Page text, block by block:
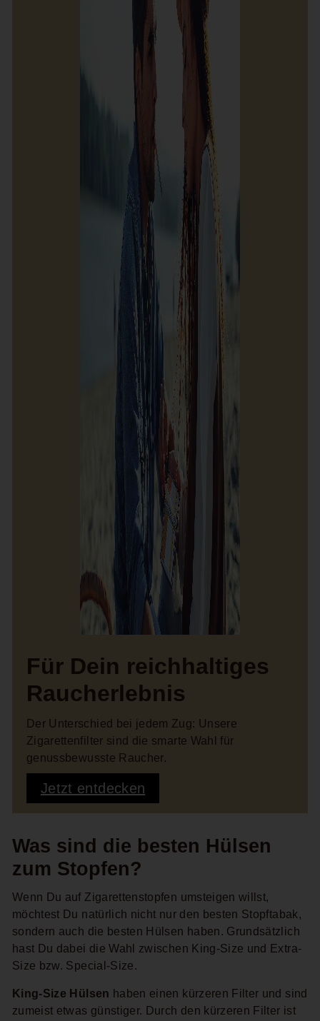
Für Dein reichhaltiges
Raucherlebnis
Der Unterschied bei jedem Zug: Unsere
Zigarettenfilter sind die smarte Wahl für
genussbewusste Raucher.
Jetzt entdecken
Was sind die besten Hülsen
zum Stopfen?
Wenn Du auf Zigarettenstopfen umsteigen willst,
möchtest Du natürlich nicht nur den besten Stopftabak,
sondern auch die besten Hülsen haben. Grundsätzlich
hast Du dabei die Wahl zwischen King-Size und Extra-
Size bzw. Special-Size.
King-Size Hülsen haben einen kürzeren Filter und sind
zumeist etwas günstiger. Durch den kürzeren Filter ist